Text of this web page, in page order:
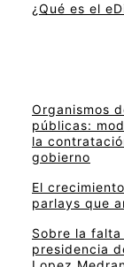
¿Qué es el
Organismos
públicas:
la
gobierno
El
parlays que
Sobre la
presidencia